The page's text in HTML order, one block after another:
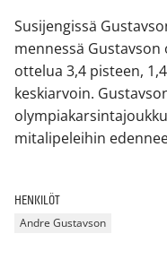
Susijengissä
mennessä
ottelua 3,4 pisteen,
keskiarvoin.
mitalipeleihin
HENKILÖT
Andre Gustavson